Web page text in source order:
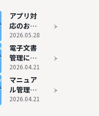
アプリ対
応のおす
すめ文書
管理シス
テム7選
2026.05.28
電子文書
管理にお
すすめの
文書管理
システム
9選
2026.04.21
マニュア
ル管理に
強い！お
2026.04.21